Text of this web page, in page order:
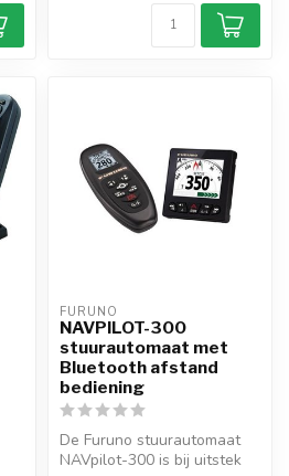
FURUNO
NAVPILOT-300
stuurautomaat met
Bluetooth afstand
bediening
De Furuno stuurautomaat
NAVpilot-300 is bij uitstek